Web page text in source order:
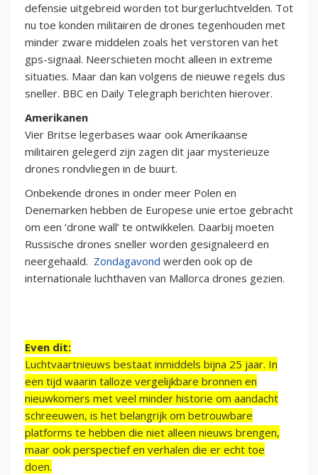
defensie uitgebreid worden tot burgerluchtvelden. Tot
nu toe konden militairen de drones tegenhouden met
minder zware middelen zoals het verstoren van het
gps-signaal. Neerschieten mocht alleen in extreme
situaties. Maar dan kan volgens de nieuwe regels dus
sneller. BBC en Daily Telegraph berichten hierover.
Amerikanen
Vier Britse legerbases waar ook Amerikaanse
militairen gelegerd zijn zagen dit jaar mysterieuze
drones rondvliegen in de buurt.
Onbekende drones in onder meer Polen en
Denemarken hebben de Europese unie ertoe gebracht
om een ‘drone wall’ te ontwikkelen. Daarbij moeten
Russische drones sneller worden gesignaleerd en
neergehaald. Zondagavond werden ook op de
internationale luchthaven van Mallorca drones gezien.
Even dit:
Luchtvaartnieuws bestaat inmiddels bijna 25 jaar. In
een tijd waarin talloze vergelijkbare bronnen en
nieuwkomers met veel minder historie om aandacht
schreeuwen, is het belangrijk om betrouwbare
platforms te hebben die niet alleen nieuws brengen,
maar ook perspectief en verhalen die er echt toe
doen.